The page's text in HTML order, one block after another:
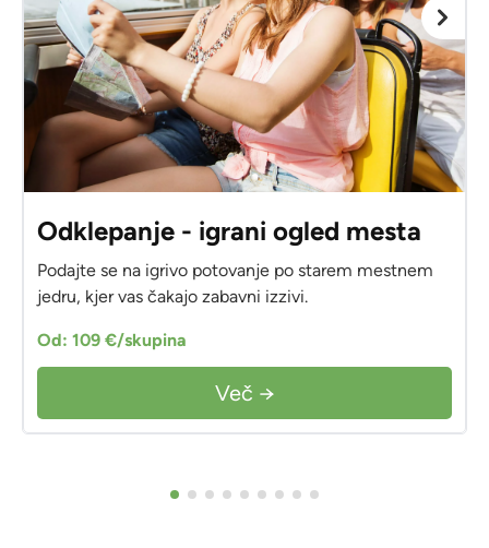
Odklepanje - igrani ogled mesta
Podajte se na igrivo potovanje po starem mestnem
jedru, kjer vas čakajo zabavni izzivi.
Od: 109 €/skupina
Več →